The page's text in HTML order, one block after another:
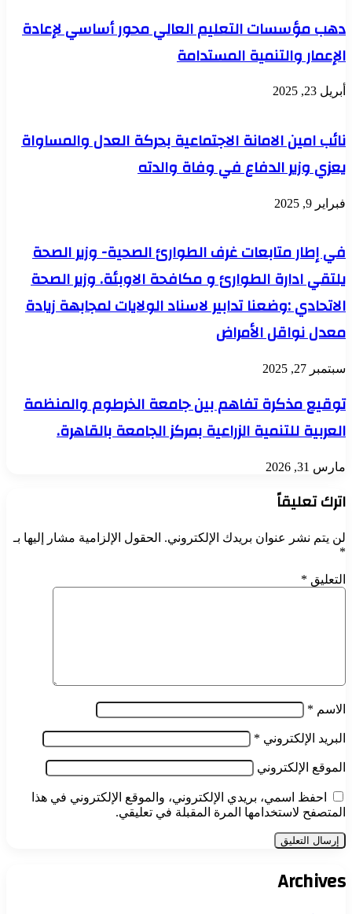
دهب مؤسسات التعليم العالي محور أساسي لإعادة
الإعمار والتنمية المستدامة
أبريل 23, 2025
نائب امين الامانة الاجتماعية بحركة العدل والمساواة
يعزي وزير الدفاع في وفاة والدته
فبراير 9, 2025
في إطار متابعات غرف الطوارئ الصحية- وزير الصحة
يلتقي ادارة الطوارئ و مكافحة الاوبئة. وزير الصحة
الاتحادي :وضعنا تدابير لاسناد الولايات لمجابهة زيادة
معدل نواقل الأمراض
سبتمبر 27, 2025
توقيع مذكرة تفاهم بين جامعة الخرطوم والمنظمة
العربية للتنمية الزراعية بمركز الجامعة بالقاهرة.
مارس 31, 2026
اترك تعليقاً
لن يتم نشر عنوان بريدك الإلكتروني. الحقول الإلزامية مشار إليها بـ
*
التعليق *
الاسم *
البريد الإلكتروني *
الموقع الإلكتروني
احفظ اسمي، بريدي الإلكتروني، والموقع الإلكتروني في هذا
المتصفح لاستخدامها المرة المقبلة في تعليقي.
Archives